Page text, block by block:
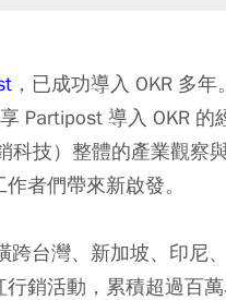
，已成功導入 OKR 多
Partipost 導入 OKR 的
科技）整體的產業觀察
者們帶來新啟發。
台灣、新加坡、印尼
銷活動，累積超過百